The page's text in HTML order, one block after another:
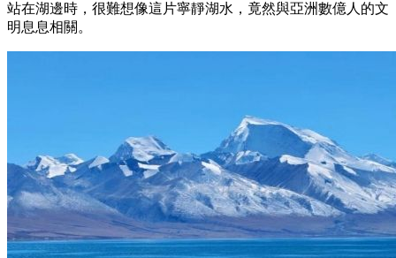
站在湖邊時，很難想像這片寧靜湖水，竟然與亞洲數億人的文
明息息相關。